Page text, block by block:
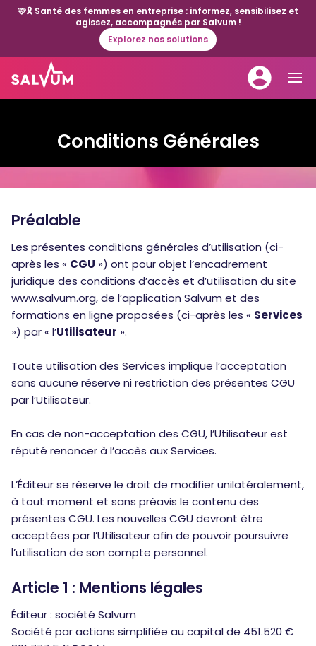
🩷🎗️ Santé des femmes en entreprise : informez, sensibilisez et
agissez, accompagnés par Salvum !
Explorez nos solutions
Conditions Générales
Préalable
Les présentes conditions générales d’utilisation (ci-
après les « CGU ») ont pour objet l’encadrement
juridique des conditions d’accès et d’utilisation du site
www.salvum.org, de l’application Salvum et des
formations en ligne proposées (ci-après les « Services
») par « l’Utilisateur ».
Toute utilisation des Services implique l’acceptation
sans aucune réserve ni restriction des présentes CGU
par l’Utilisateur.
En cas de non-acceptation des CGU, l’Utilisateur est
réputé renoncer à l’accès aux Services.
L’Éditeur se réserve le droit de modifier unilatéralement,
à tout moment et sans préavis le contenu des
présentes CGU. Les nouvelles CGU devront être
acceptées par l’Utilisateur afin de pouvoir poursuivre
l’utilisation de son compte personnel.
Article 1 : Mentions légales
Éditeur : société Salvum
Société par actions simplifiée au capital de 451.520 €